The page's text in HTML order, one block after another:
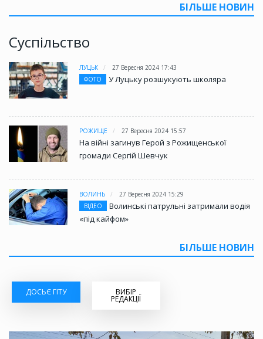
БІЛЬШЕ НОВИН
Суспільство
ЛУЦЬК
27 Вересня 2024 17:43
ФОТО
У Луцьку розшукують школяра
РОЖИЩЕ 27 Вересня 2024 15:57
На війні загинув Герой з Рожищенської
громади Сергій Шевчук
ВОЛИНЬ
27 Вересня 2024 15:29
ВІДЕО
Волинські патрульні затримали водія
«під кайфом»
БІЛЬШЕ НОВИН
ДОСЬЄ ГІТУ ВИБІР
РЕДАКЦІЇ